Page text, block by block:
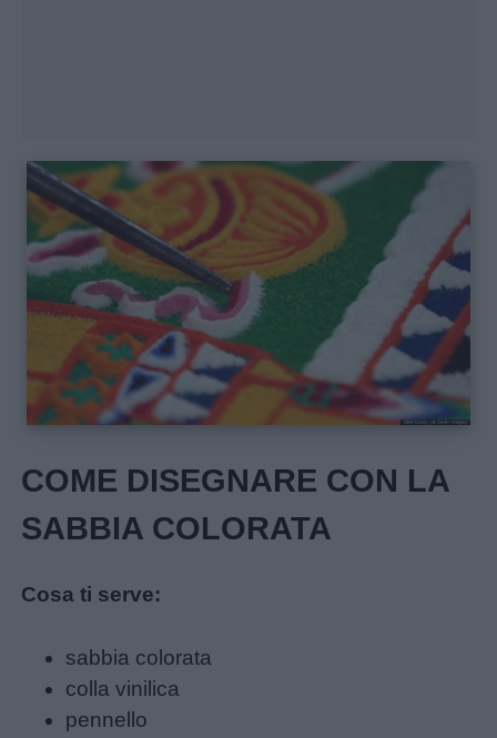
Schede
didattiche
Disegni
da
colorare
Storie
bambini
Feste
giornate
Filastrocche
Giochi
COME DISEGNARE CON LA
SABBIA COLORATA
Cosa ti serve:
sabbia colorata
colla vinilica
pennello